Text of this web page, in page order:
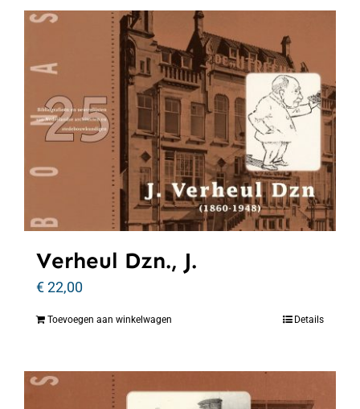
Verheul Dzn., J.
€22,00
Toevoegen aan winkelwagen Details